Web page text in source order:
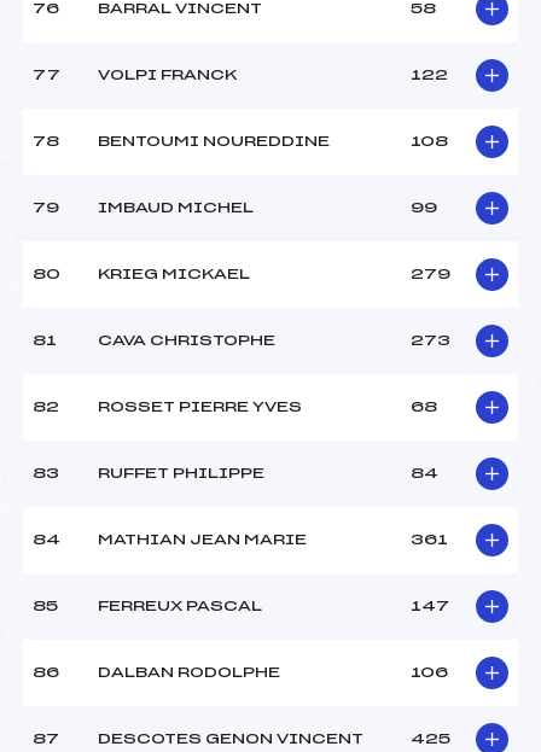
76 BARRAL VINCENT 58
77 VOLPI FRANCK 122
78 BENTOUMI NOUREDDINE 108
79 IMBAUD MICHEL 99
80 KRIEG MICKAEL 279
81 CAVA CHRISTOPHE 273
82 ROSSET PIERRE YVES 68
83 RUFFET PHILIPPE 84
84 MATHIAN JEAN MARIE 361
85 FERREUX PASCAL 147
86 DALBAN RODOLPHE 106
87 DESCOTES GENON VINCENT 425